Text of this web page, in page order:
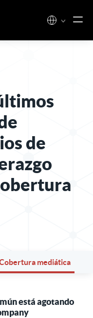
de
mediática
está agotando